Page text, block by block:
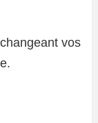
vos